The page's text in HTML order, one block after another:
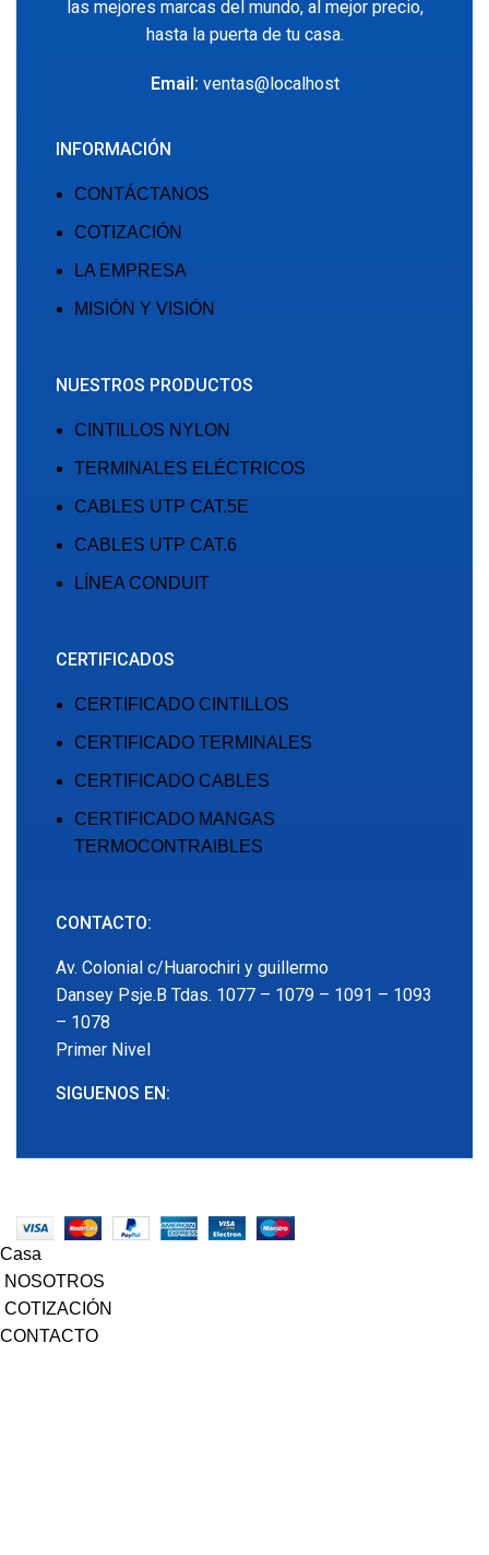
las mejores marcas del mundo, al mejor precio,
hasta la puerta de tu casa.
Email: ventas@localhost
INFORMACIÓN
CONTÁCTANOS
COTIZACIÓN
LA EMPRESA
MISIÓN Y VISIÓN
NUESTROS PRODUCTOS
CINTILLOS NYLON
TERMINALES ELÉCTRICOS
CABLES UTP CAT.5E
CABLES UTP CAT.6
LÍNEA CONDUIT
CERTIFICADOS
CERTIFICADO CINTILLOS
CERTIFICADO TERMINALES
CERTIFICADO CABLES
CERTIFICADO MANGAS
TERMOCONTRAIBLES
CONTACTO:
Av. Colonial c/Huarochiri y guillermo
Dansey Psje.B Tdas. 1077 – 1079 – 1091 – 1093
– 1078
Primer Nivel
SIGUENOS EN:
Casa
NOSOTROS
COTIZACIÓN
CONTACTO